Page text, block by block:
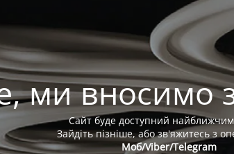
ми вносимо
Сайт буде доступний
Зайдіть пізніше, або зв'яжитесь з
Моб/Viber/Telegram